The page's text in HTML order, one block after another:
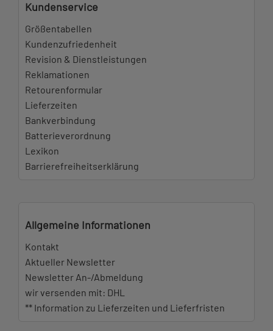
Kundenservice
Größentabellen
Kundenzufriedenheit
Revision & Dienstleistungen
Reklamationen
Retourenformular
Lieferzeiten
Bankverbindung
Batterieverordnung
Lexikon
Barrierefreiheitserklärung
Allgemeine Informationen
Kontakt
Aktueller Newsletter
Newsletter An-/Abmeldung
wir versenden mit: DHL
** Information zu Lieferzeiten und Lieferfristen